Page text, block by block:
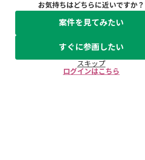
お気持ちはどちらに近いですか？
案件を見てみたい
すぐに参画したい
スキップ
ログインはこちら